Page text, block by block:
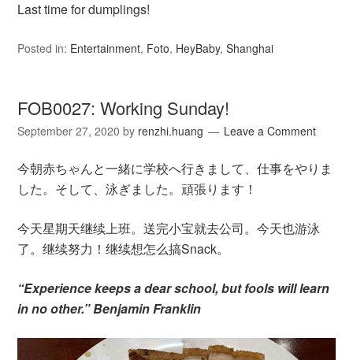
Last time for dumplings!
Posted in: Entertainment, Foto, HeyBaby,Shanghai
FOB0027: Working Sunday!
September 27, 2020 by renzhi.huang Leave a Comment
今朝赤ちゃんと一緒に学校へ行きまして、仕事をやりま
した。そして、泳ぎました。頑張ります！
今天星期天继续上班。送完小宝就去公司。今天也游泳
了。继续努力！继续想怎么搞Snack。
“Experience keeps a dear school, but fools will learn
in no other.” Benjamin Franklin